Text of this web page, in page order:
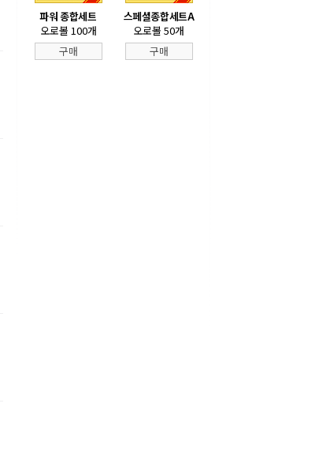
파워 종합세트
오로볼 100개
구매
스페셜종합세트A
오로볼 50개
구매